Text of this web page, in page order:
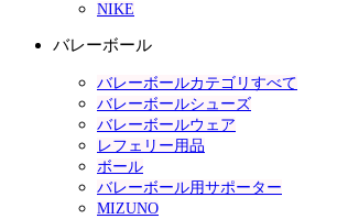
NIKE
バレーボール
バレーボールカテゴリすべて
バレーボールシューズ
バレーボールウェア
レフェリー用品
ボール
バレーボール用サポーター
MIZUNO